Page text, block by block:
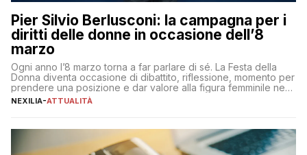
Pier Silvio Berlusconi: la campagna per i
diritti delle donne in occasione dell’8
marzo
Ogni anno l’8 marzo torna a far parlare di sé. La Festa della
Donna diventa occasione di dibattito, riflessione, momento per
prendere una posizione e dar valore alla figura femminile nella
sua complessità e crucialità. A lanciare un messaggio “forte e
NEXILIA-ATTUALITÀ